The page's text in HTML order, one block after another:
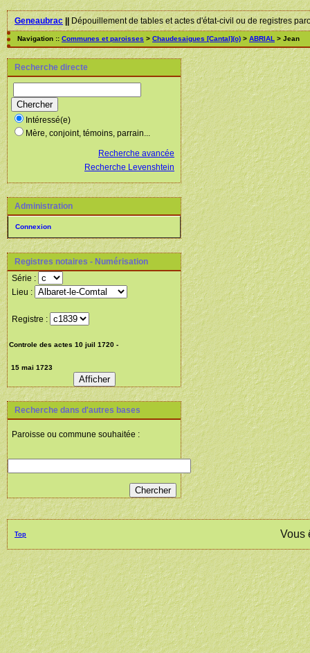
Geneaubrac||Dépouillement de tables et actes d'état-civil ou de registres
Navigation :: Communes et paroisses > Chaudesaigues [Cantal](o) > ABRIAL > Jean
Recherche directe
Intéressé(e)
Mère, conjoint, témoins, parrain...
Recherche avancée
Recherche Levenshtein
Administration
Connexion
Registres notaires - Numérisation
Série :
Lieu :
Registre :
Recherche dans d'autres bases
Paroisse ou commune souhaitée :
Top Vous